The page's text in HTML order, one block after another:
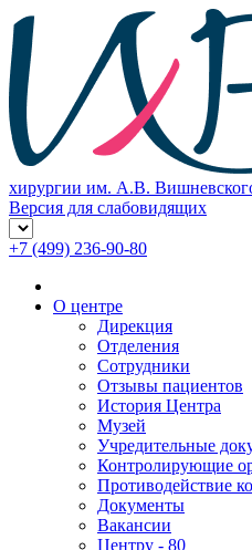
хирургии им. А.В.
Версия для слабовидящих
+7 (499) 236-90-80
О центре
Дирекция
Отделения
Сотрудники
Отзывы пациентов
История Центра
Музей
Учредительные
Контролирующие
Противодействие
Документы
Вакансии
Центру - 80